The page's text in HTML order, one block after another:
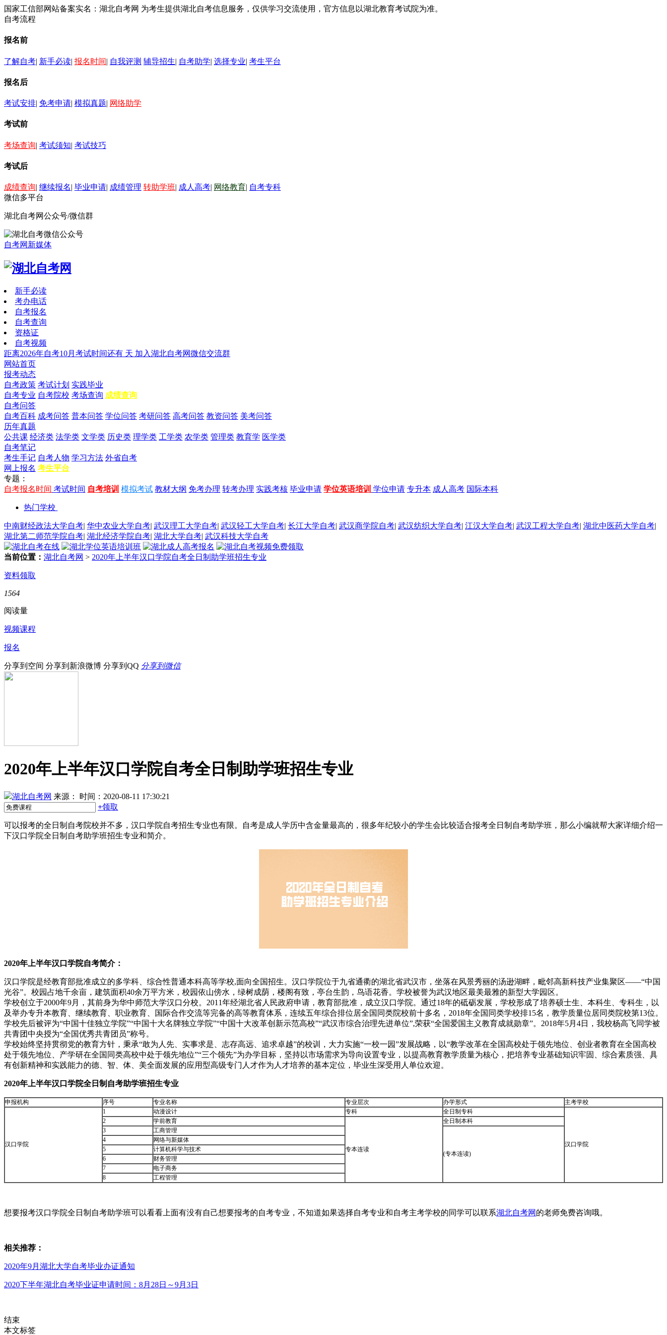
国家工信部网站备案实名：湖北自考网 为考生提供湖北自考信息服务，仅供学习交流使用，官方信息以湖北教育考试院为准。
自考流程
报名前
了解自考| 新手必读| 报名时间| 自我评测 辅导招生| 自考助学| 选择专业| 考生平台
报名后
考试安排| 免考申请| 模拟真题| 网络助学
考试前
考场查询| 考试须知| 考试技巧
考试后
成绩查询| 继续报名| 毕业申请| 成绩管理 转助学班| 成人高考| 网络教育| 自考专科
微信多平台
湖北自考网公众号/微信群
自考网新媒体
新手必读
考办电话
自考报名
自考查询
资格证
自考视频
距离2026年自考10月考试时间还有 天 加入湖北自考网微信交流群
网站首页
报考动态
自考政策 考试计划 实践毕业
自考专业 自考院校 考场查询 成绩查询
自考问答
自考百科 成考问答 普本问答 学位问答 考研问答 高考问答 教资问答 美考问答
历年真题
公共课 经济类 法学类 文学类 历史类 理学类 工学类 农学类 管理类 教育学 医学类
自考笔记
考生手记 自考人物 学习方法 外省自考
网上报名 考生平台
专题：
自考报名时间 考试时间 自考培训 模拟考试 教材大纲 免考办理 转考办理 实践考核 毕业申请 学位英语培训 学位申请 专升本 成人高考 国际本科
热门学校
中南财经政法大学自考| 华中农业大学自考| 武汉理工大学自考| 武汉轻工大学自考| 长江大学自考| 武汉商学院自考| 武汉纺织大学自考| 江汉大学自考| 武汉工程大学自考| 湖北中医药大学自考|
湖北第二师范学院自考| 湖北经济学院自考| 湖北大学自考| 武汉科技大学自考
当前位置： 湖北自考网 > 2020年上半年汉口学院自考全日制助学班招生专业
资料领取
1564
阅读量
视频课程
报名
分享到空间 分享到新浪微博 分享到QQ 分享到微信
2020年上半年汉口学院自考全日制助学班招生专业
湖北自考网 来源：
时间：2020-08-11 17:30:21
+领取
可以报考的全日制自考院校并不多，汉口学院自考招生专业也有限。自考是成人学历中含金量最高的，很多年纪较小的学生会比较适合报考全日制自考助学班，那么小编就帮大家详细介绍一
下汉口学院全日制自考助学班招生专业和简介。
2020年上半年汉口学院自考简介：
汉口学院是经教育部批准成立的多学科、综合性普通本科高等学校,面向全国招生。汉口学院位于九省通衢的湖北省武汉市，坐落在风景秀丽的汤逊湖畔，毗邻高新科技产业集聚区——“中国
光谷”。校园占地千余亩，建筑面积40余万平方米，校园依山傍水，绿树成荫，楼阁有致，亭台生韵，鸟语花香。学校被誉为武汉地区最美最雅的新型大学园区。
学校创立于2000年9月，其前身为华中师范大学汉口分校。2011年经湖北省人民政府申请，教育部批准，成立汉口学院。通过18年的砥砺发展，学校形成了培养硕士生、本科生、专科生，以
及举办专升本教育、继续教育、职业教育、国际合作交流等完备的高等教育体系，连续五年综合排位居全国同类院校前十多名，2018年全国同类学校排15名，教学质量位居同类院校第13位。
学校先后被评为“中国十佳独立学院”“中国十大名牌独立学院”“中国十大改革创新示范高校”“武汉市综合治理先进单位”,荣获“全国爱国主义教育成就勋章”。2018年5月4日，我校杨高飞同学被
共青团中央授为“全国优秀共青团员”称号。
学校始终坚持贯彻党的教育方针，秉承“敢为人先、实事求是、志存高远、追求卓越”的校训，大力实施“一校一园”发展战略，以“教学改革在全国高校处于领先地位、创业者教育在全国高校
处于领先地位、产学研在全国同类高校中处于领先地位”“三个领先”为办学目标，坚持以市场需求为导向设置专业，以提高教育教学质量为核心，把培养专业基础知识牢固、综合素质强、具
有创新精神和实践能力的德、智、体、美全面发展的应用型高级专门人才作为人才培养的基本定位，毕业生深受用人单位欢迎。
2020年上半年汉口学院全日制自考助学班招生专业
申报机构 序号 专业名称 专业层次 办学形式 主考学校
汉口学院
1 动漫设计 专科 全日制专科
汉口学院
2 学前教育
专本连读
全日制本科
3
工商管理
(专本连读)
4
网络与新媒体
5
计算机科学与技术
6
财务管理
7
电子商务
8
工程管理
想要报考汉口学院全日制自考助学班可以看看上面有没有自己想要报考的自考专业，不知道如果选择自考专业和自考主考学校的同学可以联系湖北自考网 的老师免费咨询哦。
相关推荐：
2020年9月湖北大学自考毕业办证通知
2020下半年湖北自考毕业证申请时间：8月28日～9月3日
结束
本文标签